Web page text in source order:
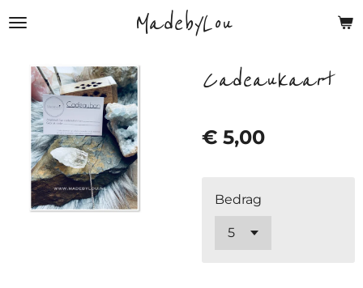
Ga
hoofdinhoud
MadebyLou
Cadeaukaart
€ 5,00
Bedrag